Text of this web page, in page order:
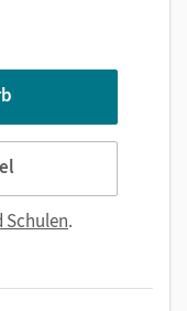
Schulen.